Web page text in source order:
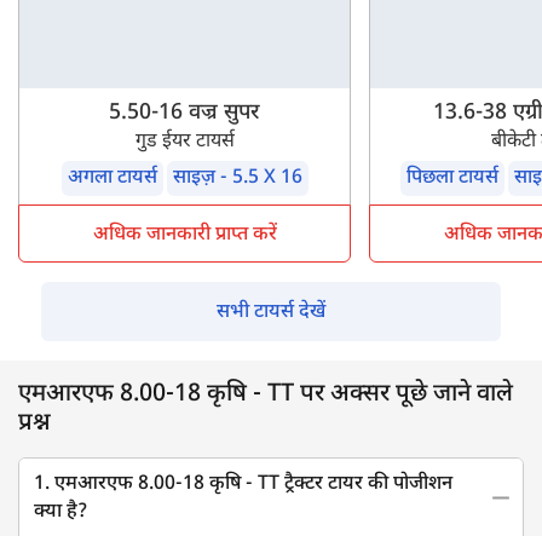
5.50-16 वज्र सुपर
गुड ईयर टायर्स
अगला टायर्स
साइज़ - 5.5 X 16
अधिक जानकारी प्राप्त करें
13.6-38
बीकेटी
पिछला टायर्स
अधिक
सभी टायर्स देखें
एमआरएफ 8.00-18 कृषि - TT पर अक्सर पूछे जाने वाले
प्रश्न
1. एमआरएफ 8.00-18 कृषि - TT ट्रैक्टर टायर की पोजीशन
क्या है?